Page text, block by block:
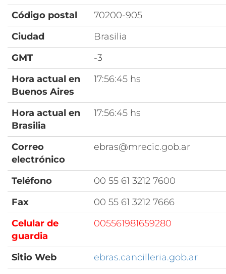
Código postal
70200-905
Ciudad
Brasilia
GMT
-3
Hora actual en
Buenos Aires
17:56:45 hs
Hora actual en
Brasilia
17:56:45 hs
Correo
electrónico
ebras@mrecic.gob.ar
Teléfono
00 55 61 3212 7600
Fax
00 55 61 3212 7666
Celular de
guardia
005561981659280
Sitio Web
ebras.cancilleria.gob.ar